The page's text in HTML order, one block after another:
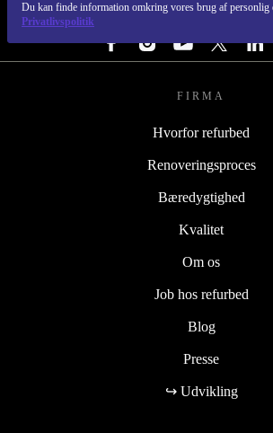
Du kan finde information omkring vores brug af personlig
Privatlivspolitik
FØLG OS
FIRMA
Hvorfor refurbed
Renoveringsproces
Bæredygtighed
Kvalitet
Om os
Job hos refurbed
Blog
Presse
↪ Udvikling